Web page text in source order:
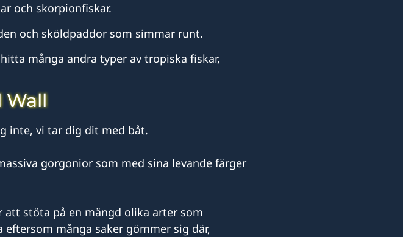
och skorpionfiskar.
och sköldpaddor som simmar runt.
många andra typer av tropiska fiskar,
Wall
inte, vi tar dig dit med båt.
gorgonior som med sina levande färger
stöta på en mängd olika arter som
många saker gömmer sig där,